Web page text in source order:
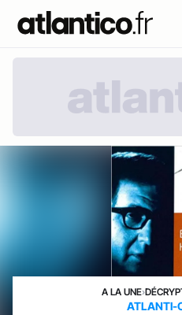
A LA UNE›
ATLANTI-